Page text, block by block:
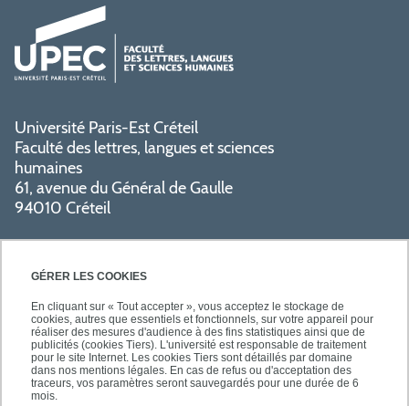
GÉRER LES COOKIES
En cliquant sur « Tout accepter », vous acceptez le stockage de
cookies, autres que essentiels et fonctionnels, sur votre appareil pour
réaliser des mesures d'audience à des fins statistiques ainsi que de
publicités (cookies Tiers). L'université est responsable de traitement
pour le site Internet. Les cookies Tiers sont détaillés par domaine
dans nos mentions légales. En cas de refus ou d'acceptation des
traceurs, vos paramètres seront sauvegardés pour une durée de 6
mois.
Université Paris-Est Créteil
Faculté des lettres, langues et sciences
humaines
61, avenue du Général de Gaulle
94010 Créteil
PRATIQUE
NOS FORMATIONS